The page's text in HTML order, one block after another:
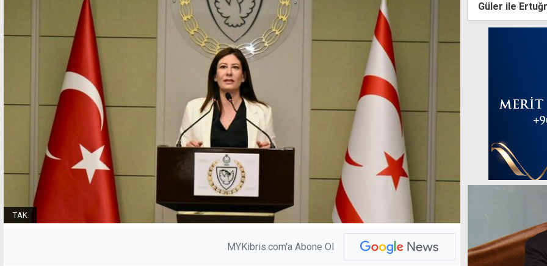
TAK
MYKibris.com'a Abone Ol
Güler ile